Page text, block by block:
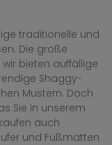
traditionelle und
Die große
bieten auffällige
Shaggy-
Mustern. Doch
Sie in unserem
auch
und Fußmatten